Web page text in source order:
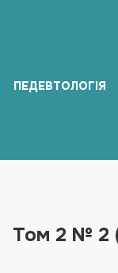
ПЕДЕВТОЛОГІЯ
Том 2 № 2